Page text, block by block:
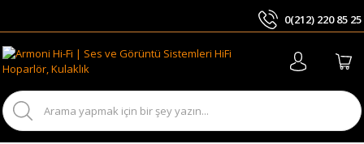
0(212) 220 85 25